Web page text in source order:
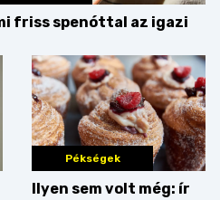
friss spenóttal az igazi
Pékségek
Ilyen sem volt még: ír